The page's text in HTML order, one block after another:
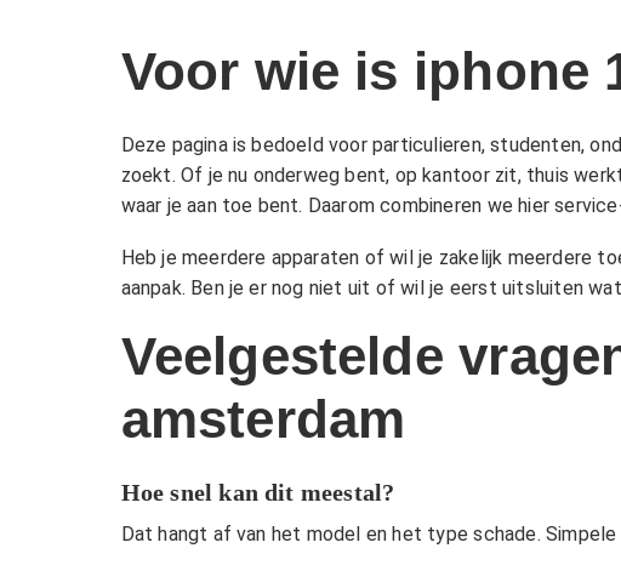
Voor wie is iphone
Deze pagina is bedoeld voor particulieren, studenten,
zoekt. Of je nu onderweg bent, op kantoor zit, thuis
waar je aan toe bent. Daarom combineren we hier
Heb je meerdere apparaten of wil je zakelijk meerdere
aanpak. Ben je er nog niet uit of wil je eerst uitsluiten
Veelgestelde
amsterdam
Hoe snel kan dit meestal?
Dat hangt af van het model en het type schade.